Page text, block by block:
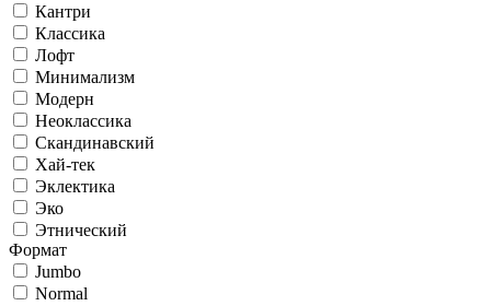
Кантри
Классика
Лофт
Минимализм
Модерн
Неоклассика
Скандинавский
Хай-тек
Эклектика
Эко
Этнический
Формат
Jumbo
Normal